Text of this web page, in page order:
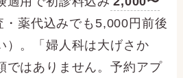
・薬代込みでも5,000円前後
）。「婦人科は大げさか
ではありません。予約アプ